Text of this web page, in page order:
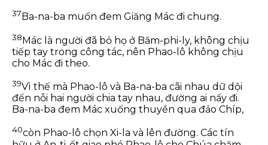
37 Ba-na-ba muốn đem Giăng Mác đi chung.
38Mác là người đã bỏ họ ở Băm-phi-ly, không chịu
tiếp tay trong công tác, nên Phao-lô không chịu
cho Mác đi theo.
39Vì thế mà Phao-lô và Ba-na-ba cãi nhau dữ dội
đến nỗi hai người chia tay nhau, đường ai nấy đi.
Ba-na-ba đem Mác xuống thuyền qua đảo Chíp,
40còn Phao-lô chọn Xi-la và lên đường. Các tín